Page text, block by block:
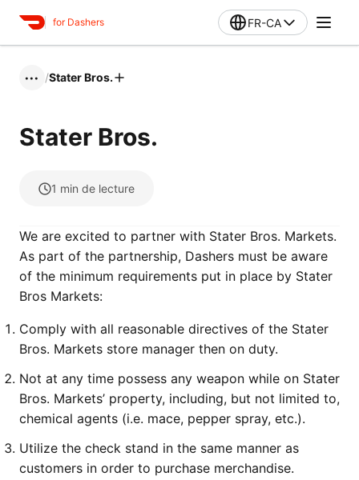
for Dashers FR-CA
••• /Stater Bros.
Stater Bros.
1 min de lecture
We are excited to partner with Stater Bros. Markets.
As part of the partnership, Dashers must be aware
of the minimum requirements put in place by Stater
Bros Markets:
Comply with all reasonable directives of the Stater
Bros. Markets store manager then on duty.
Not at any time possess any weapon while on Stater
Bros. Markets’ property, including, but not limited to,
chemical agents (i.e. mace, pepper spray, etc.).
Utilize the check stand in the same manner as
customers in order to purchase merchandise.